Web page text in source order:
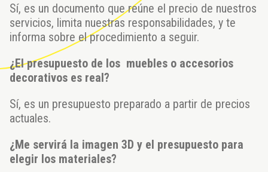
Sí, es un documento que reúne el precio de nuestros
servicios, limita nuestras responsabilidades, y te
informa sobre el procedimiento a seguir.
¿El presupuesto de los muebles o accesorios
decorativos es real?
Sí, es un presupuesto preparado a partir de precios
actuales.
¿Me servirá la imagen 3D y el presupuesto para
elegir los materiales?